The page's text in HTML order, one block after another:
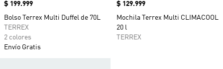
Precio
$ 199.999
Bolso Terrex Multi Duffel de 70L
TERREX
2 colores
Envío Gratis
Precio
$ 129.999
Mochila Terrex Multi CLIMACOOL
20 l
TERREX